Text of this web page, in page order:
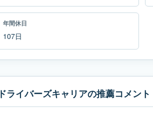
年間休日
107日
ドライバーズキャリアの推薦コメント